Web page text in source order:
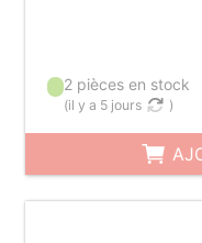
2 pièces en stock
(il y a 5 jours )